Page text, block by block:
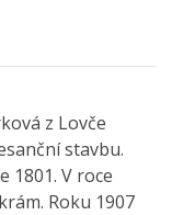
z Lovče
stavbu.
1801. V roce
Roku 1907